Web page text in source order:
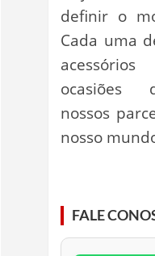
definir o
Cada uma
ocasiões
nossos
nosso
FALE